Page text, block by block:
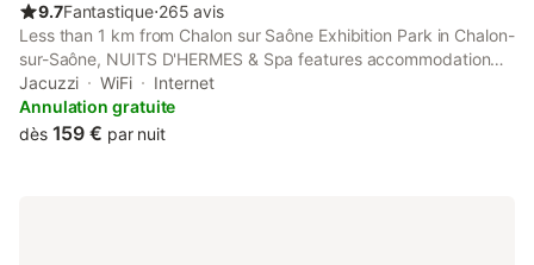
9.7Fantastique⋅265 avis
Less than 1 km from Chalon sur Saône Exhibition Park in Chalon-
sur-Saône, NUITS D'HERMES & Spa features accommodation
with access to a hot tub and spa facilities. This apartment
provides free private parking and a lift.
Jacuzzi WiFi
Internet
Annulation gratuite
dès 159 € par nuit